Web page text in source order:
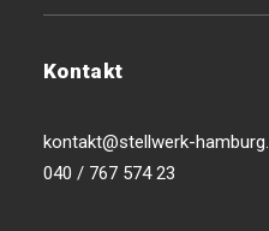
Kontakt
kontakt@stellwerk-
040 / 767 574 23